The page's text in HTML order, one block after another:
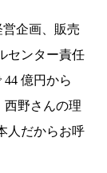
企画、販売
センター責任
億円から
西野さんの理
人だからお呼